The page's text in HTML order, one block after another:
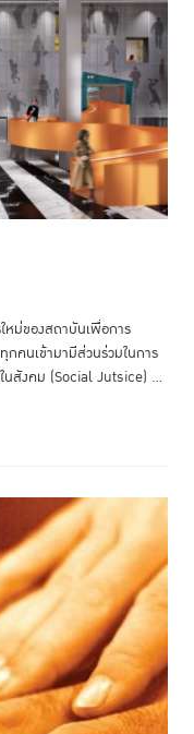
หม่ของสถาบันเพื่อการ
กคนเข้ามามีส่วนร่วมในการ
นสังคม (Social Jutsice) ...